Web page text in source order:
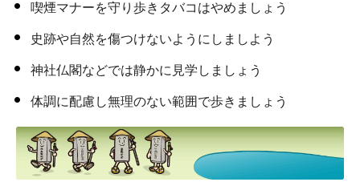
喫煙マナーを守り歩きタバコはやめましょう
史跡や自然を傷つけないようにしましよう
神社仏閣などでは静かに見学しましょう
体調に配慮し無理のない範囲で歩きましょう